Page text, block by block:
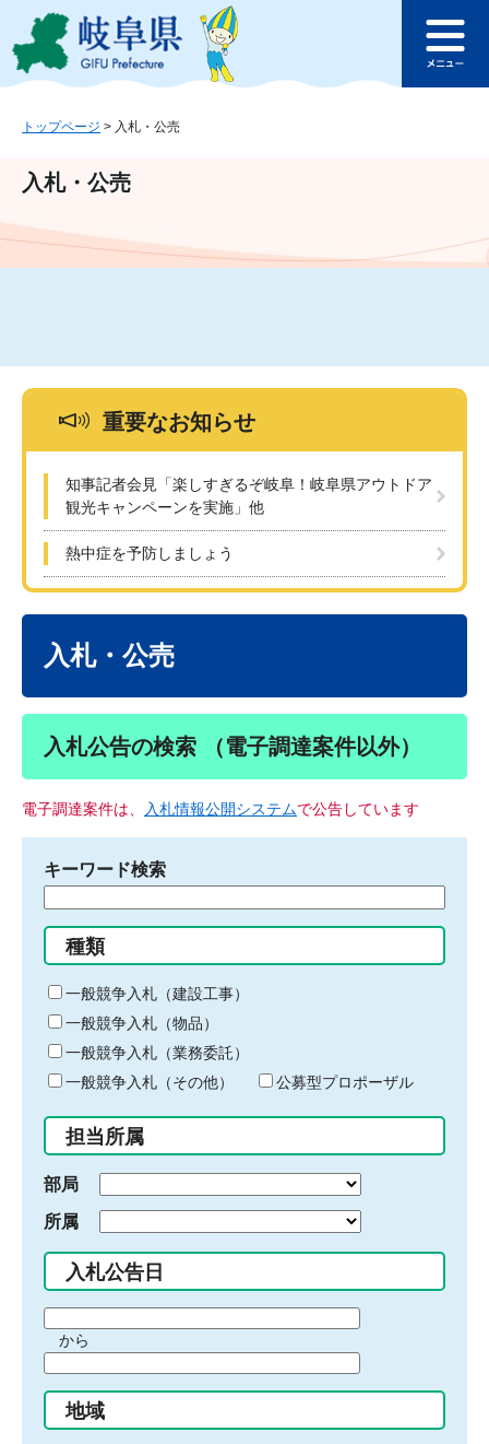
ジ
ュ
文
このページの本文へ
ュ
トップページ > 入札・公売
入札・公売
重要なお知らせ
知事記者会見「楽しすぎるぞ岐阜！岐阜県アウトドア
観光キャンペーンを実施」他
熱中症を予防しましょう
入札・公売
入札公告の検索 （電子調達案件以外）
電子調達案件は、 入札情報公開システムで公告しています
キーワード検索
る
キ
ー
ワ
ー
ド
入
力
種類
一般競争入札（建設工事）
一般競争入札（物品）
一般競争入札（業務委託）
一般競争入札（その他）
公募型プロポーザル
担当所属
部局
所属
入札公告日
間
始
り
から
間
終
地域